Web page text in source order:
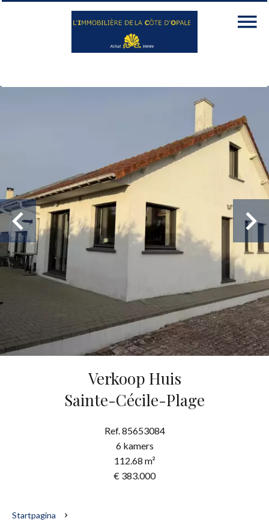
Verkoop Huis
Sainte-Cécile-Plage
Ref. 85653084
6 kamers
112.68 m²
€ 383.000
Startpagina